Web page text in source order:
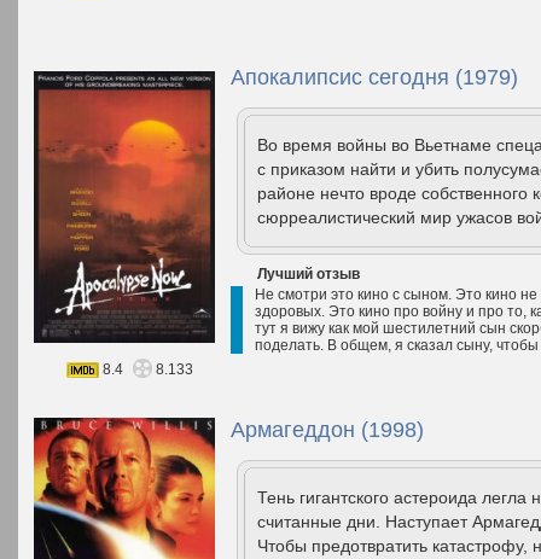
Апокалипсис сегодня (1979)
Во время войны во Вьетнаме
с приказом найти и убить
районе нечто вроде
сюрреалистический мир ужасов
Лучший отзыв
Не смотри это кино с сыном. Это кино
здоровых. Это кино про войну и про то,
тут я вижу как мой шестилетний сын
поделать. В общем, я сказал сыну,
8.4
8.133
Армагеддон (1998)
Тень гигантского астероида
считанные дни. Наступает
Чтобы предотвратить